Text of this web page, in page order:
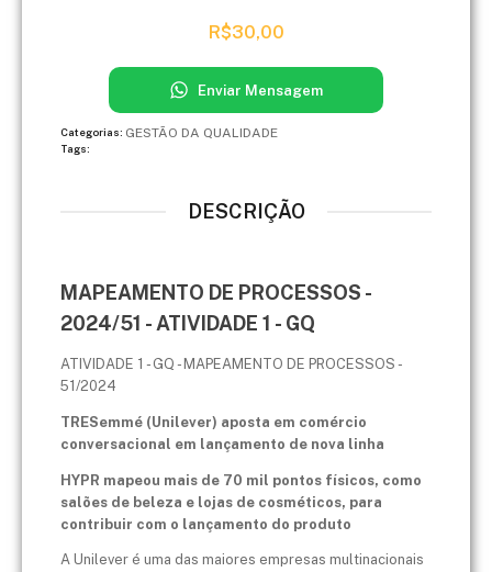
R$30,00
Enviar Mensagem
Categorias: GESTÃO DA QUALIDADE
Tags:
DESCRIÇÃO
MAPEAMENTO DE PROCESSOS -
2024/51 - ATIVIDADE 1 - GQ
ATIVIDADE 1 - GQ - MAPEAMENTO DE PROCESSOS -
51/2024
TRESemmé (Unilever) aposta em comércio
conversacional em lançamento de nova linha
HYPR mapeou mais de 70 mil pontos físicos, como
salões de beleza e lojas de cosméticos, para
contribuir com o lançamento do produto
A Unilever é uma das maiores empresas multinacionais